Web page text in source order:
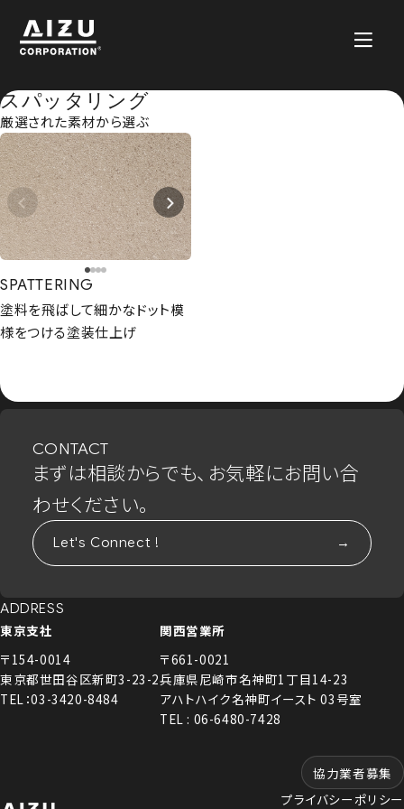
スパッタリング
厳選された素材から選ぶ
SPATTERING
塗料を飛ばして細かなドット模
様をつける塗装仕上げ
CONTACT
まずは相談からでも、お気軽にお問い合
わせください。
Let's Connect !
ADDRESS
東京支社
〒154-0014
東京都世田谷区新町3-23-2
TEL：03-3420-8484
関西営業所
〒661-0021
兵庫県尼崎市名神町1丁目14-23
アハトハイク名神町イースト 03号室
TEL : 06-6480-7428
協力業者募集
プライバシーポリシー